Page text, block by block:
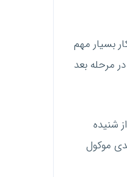
بسیار مهم
مرحله بعد
شنیده
موکول